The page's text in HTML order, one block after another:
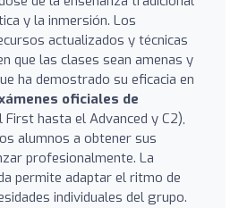
y la inmersión. Los
actualizados y técnicas
que las clases sean amenas y
ha demostrado su eficacia en
oficiales de
First hasta el Advanced y C2),
alumnos a obtener sus
profesionalmente. La
permite adaptar el ritmo de
individuales del grupo.